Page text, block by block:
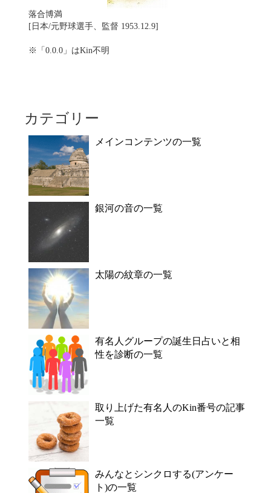
落合博満
[日本/元野球選手、監督 1953.12.9]
※「0.0.0」はKin不明
カテゴリー
メインコンテンツの一覧
銀河の音の一覧
太陽の紋章の一覧
有名人グループの誕生日占いと相
性を診断の一覧
取り上げた有名人のKin番号の記事
一覧
みんなとシンクロする(アンケー
ト)の一覧